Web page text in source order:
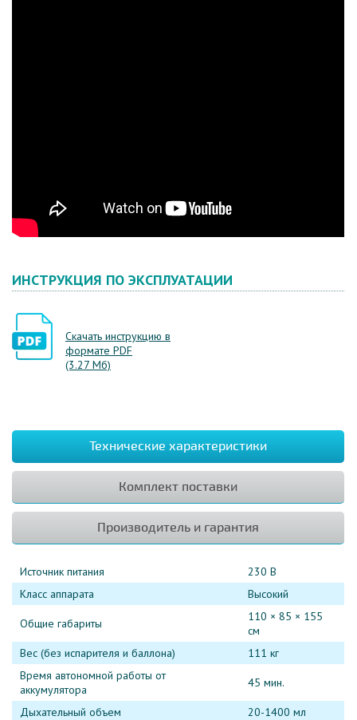
ИНСТРУКЦИЯ ПО ЭКСПЛУАТАЦИИ
Скачать инструкцию в
формате PDF
(3.27 Мб)
Технические характеристики
Комплект поставки
Производитель и гарантия
Источник питания
230 В
Класс аппарата
Высокий
Общие габариты
110 × 85 × 155
см
Вес (без испарителя и баллона)
111 кг
Время автономной работы от
аккумулятора
45 мин.
Дыхательный объем
20-1400 мл